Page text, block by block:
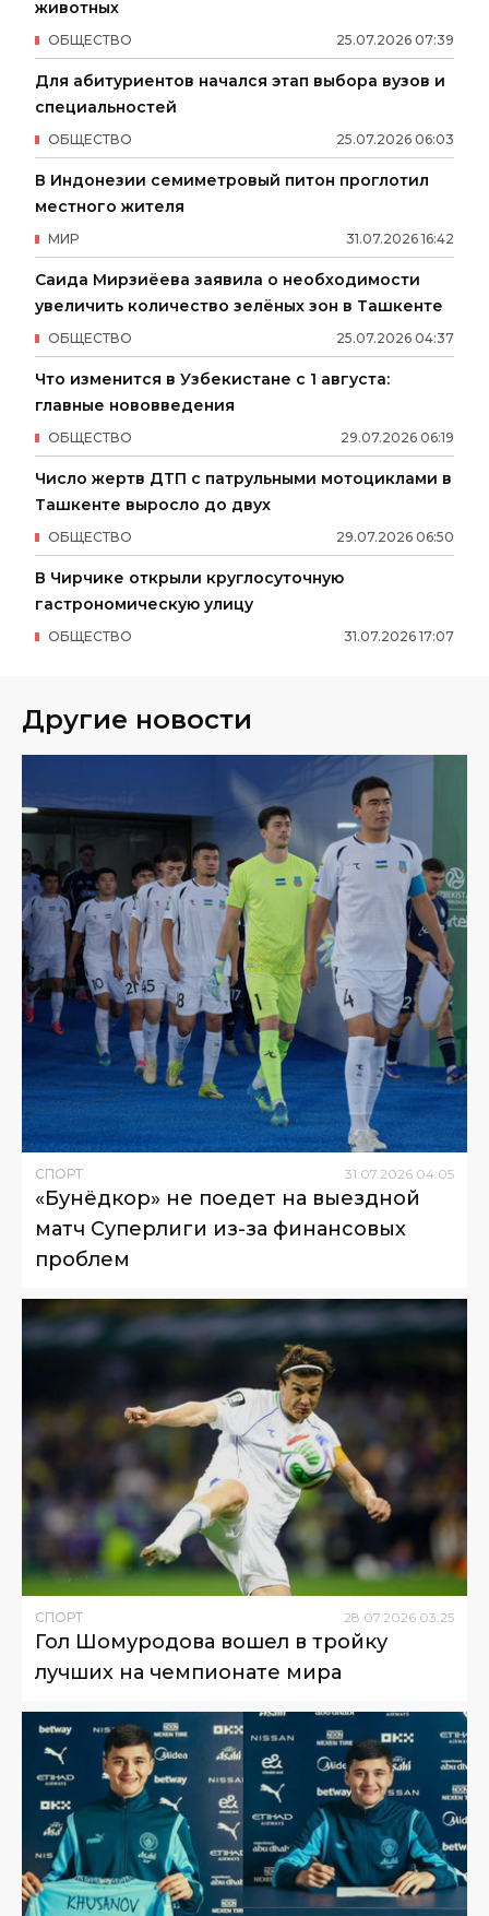
животных
25.07.2026 07:39
ОБЩЕСТВО
Для абитуриентов начался этап выбора вузов и
специальностей
25.07.2026 06:03
ОБЩЕСТВО
В Индонезии семиметровый питон проглотил
местного жителя
31.07.2026 16:42
МИР
Саида Мирзиёева заявила о необходимости
увеличить количество зелёных зон в Ташкенте
25.07.2026 04:37
ОБЩЕСТВО
Что изменится в Узбекистане с 1 августа:
главные нововведения
29.07.2026 06:19
ОБЩЕСТВО
Число жертв ДТП с патрульными мотоциклами в
Ташкенте выросло до двух
29.07.2026 06:50
ОБЩЕСТВО
В Чирчике открыли круглосуточную
гастрономическую улицу
31.07.2026 17:07
ОБЩЕСТВО
Другие новости
СПОРТ 31.07.2026 04:05
«Бунёдкор» не поедет на выездной
матч Суперлиги из-за финансовых
проблем
СПОРТ 28.07.2026 03:25
Гол Шомуродова вошел в тройку
лучших на чемпионате мира